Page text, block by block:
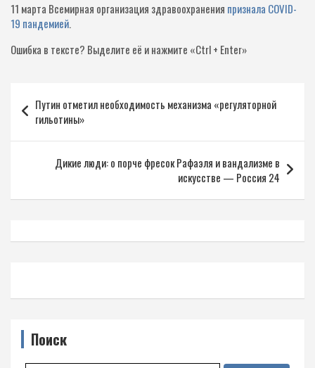
11 марта Всемирная организация здравоохранения признала COVID-
19 пандемией.
Ошибка в тексте? Выделите её и нажмите «Ctrl + Enter»
по
записям
Путин отметил необходимость механизма «регуляторной
гильотины»
Дикие люди: о порче фресок Рафаэля и вандализме в
искусстве — Россия 24
Поиск